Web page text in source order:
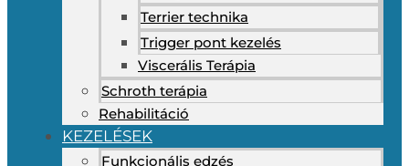
Terrier technika
Trigger pont kezelés
Viscerális Terápia
Schroth terápia
Rehabilitáció
KEZELÉSEK
Funkcionális edzés